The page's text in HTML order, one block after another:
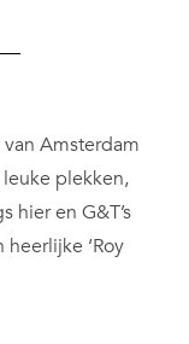
Amsterdam
plekken,
hier en G&T’s
‘Roy